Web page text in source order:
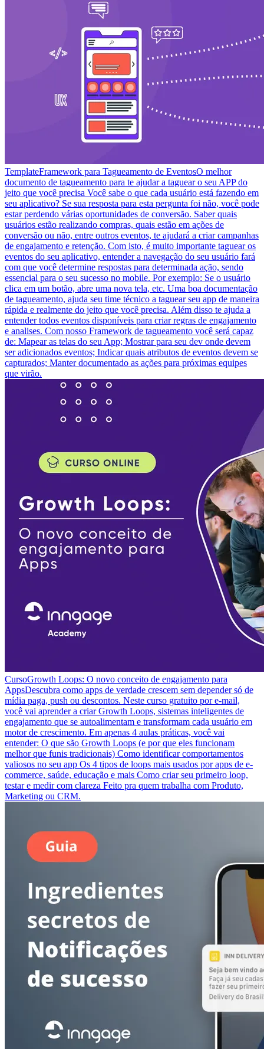
TemplateFramework para Tagueamento de EventosO melhor
documento de tagueamento para te ajudar a taguear o seu APP do
jeito que você precisa Você sabe o que cada usuário está fazendo em
seu aplicativo? Se sua resposta para esta pergunta foi não, você pode
estar perdendo várias oportunidades de conversão. Saber quais
usuários estão realizando compras, quais estão em ações de
conversão ou não, entre outros eventos, te ajudará a criar campanhas
de engajamento e retenção. Com isto, é muito importante taguear os
eventos do seu aplicativo, entender a navegação do seu usuário fará
com que você determine respostas para determinada ação, sendo
essencial para o seu sucesso no mobile. Por exemplo: Se o usuário
clica em um botão, abre uma nova tela, etc. Uma boa documentação
de tagueamento, ajuda seu time técnico a taguear seu app de maneira
rápida e realmente do jeito que você precisa. Além disso te ajuda a
entender todos eventos disponíveis para criar regras de engajamento
e analises. Com nosso Framework de tagueamento você será capaz
de: Mapear as telas do seu App; Mostrar para seu dev onde devem
ser adicionados eventos; Indicar quais atributos de eventos devem se
capturados; Manter documentado as ações para próximas equipes
que virão.
CursoGrowth Loops: O novo conceito de engajamento para
AppsDescubra como apps de verdade crescem sem depender só de
mídia paga, push ou descontos. Neste curso gratuito por e-mail,
você vai aprender a criar Growth Loops, sistemas inteligentes de
engajamento que se autoalimentam e transformam cada usuário em
motor de crescimento. Em apenas 4 aulas práticas, você vai
entender: O que são Growth Loops (e por que eles funcionam
melhor que funis tradicionais) Como identificar comportamentos
valiosos no seu app Os 4 tipos de loops mais usados por apps de e-
commerce, saúde, educação e mais Como criar seu primeiro loop,
testar e medir com clareza Feito pra quem trabalha com Produto,
Marketing ou CRM.